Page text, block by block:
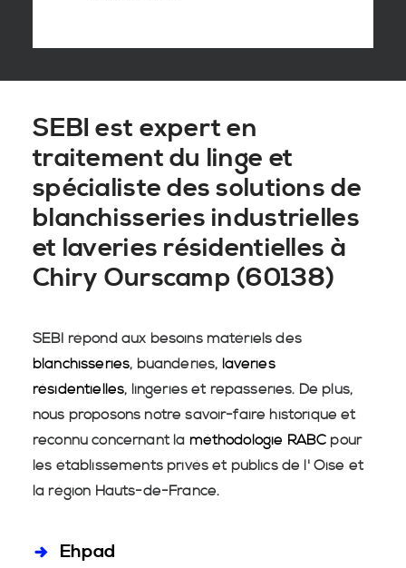
SEBI est expert en
traitement du linge et
spécialiste des solutions de
blanchisseries industrielles
et laveries résidentielles à
Chiry Ourscamp (60138)
SEBI répond aux besoins matériels des
blanchisseries, buanderies, laveries
résidentielles, lingeries et repasseries. De plus,
nous proposons notre savoir-faire historique et
reconnu concernant la méthodologie RABC pour
les établissements privés et publics de l' Oise et
la région Hauts-de-France.
Ehpad